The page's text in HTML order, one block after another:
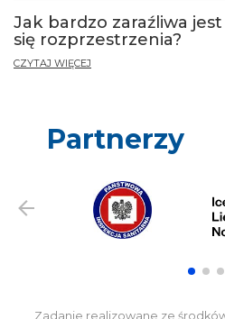
Jak bardzo zaraźliwa
się rozprzestrzenia?
CZYTAJ WIĘCEJ
Partnerzy
Zadanie realizowane ze